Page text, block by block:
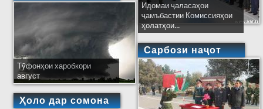
Тӯфонҳои харобкори
август
Ҳоло дар сомона
Идомаи ҷаласаҳои
ҷамъбастии Комиссияҳои
ҳолатҳои...
Сарбози наҷот